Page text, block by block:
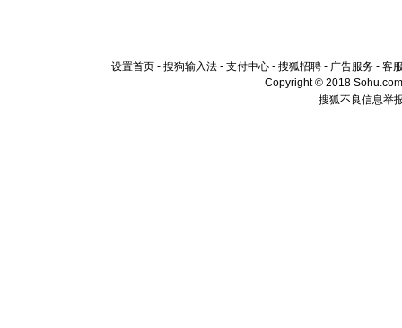
设置首页 - 搜狗输入法 - 支付中心 - 搜狐招聘 - 广告服务 - 客
Copyright © 2018
搜狐不良信息举